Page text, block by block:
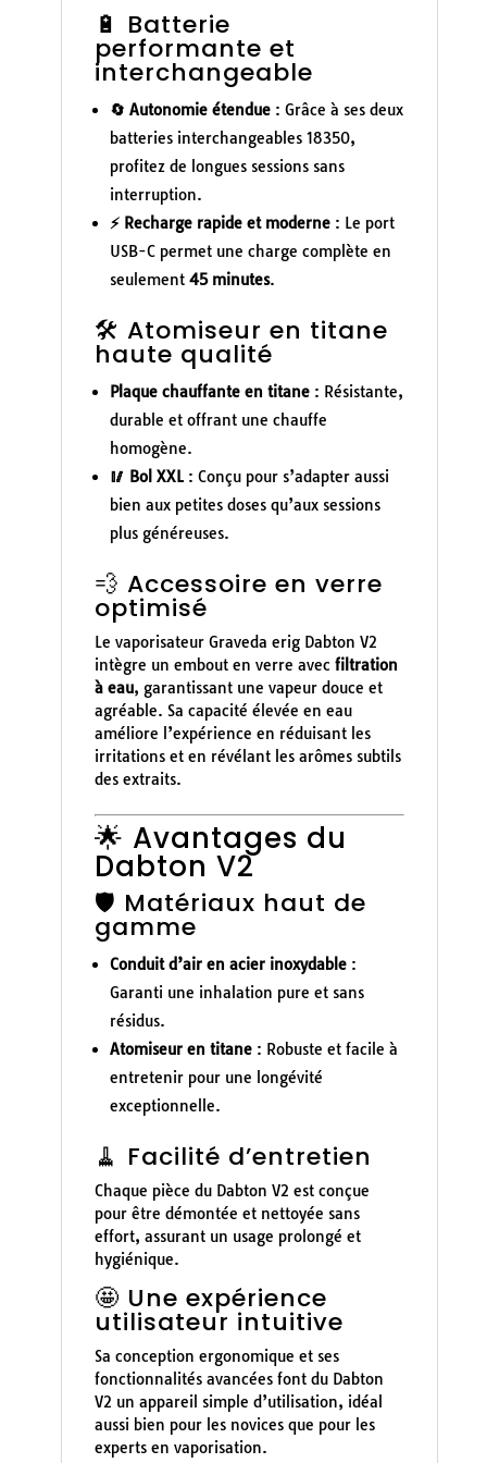
🔋 Batterie
performante et
interchangeable
🔄 Autonomie étendue: Grâce à ses deux
batteries interchangeables 18350,
profitez de longues sessions sans
interruption.
⚡ Recharge rapide et moderne: Le port
USB-C permet une charge complète en
seulement 45 minutes.
🛠️ Atomiseur en titane
haute qualité
Plaque chauffante en titane: Résistante,
durable et offrant une chauffe
homogène.
🥢 Bol XXL: Conçu pour s’adapter aussi
bien aux petites doses qu’aux sessions
plus généreuses.
💨 Accessoire en verre
optimisé
Le vaporisateur Graveda erig Dabton V2
intègre un embout en verre avec filtration
à eau, garantissant une vapeur douce et
agréable. Sa capacité élevée en eau
améliore l’expérience en réduisant les
irritations et en révélant les arômes subtils
des extraits.
🌟 Avantages du
Dabton V2
🛡️ Matériaux haut de
gamme
Conduit d’air en acier inoxydable:
Garanti une inhalation pure et sans
résidus.
Atomiseur en titane: Robuste et facile à
entretenir pour une longévité
exceptionnelle.
🧹 Facilité d’entretien
Chaque pièce du Dabton V2 est conçue
pour être démontée et nettoyée sans
effort, assurant un usage prolongé et
hygiénique.
🤩 Une expérience
utilisateur intuitive
Sa conception ergonomique et ses
fonctionnalités avancées font du Dabton
V2 un appareil simple d’utilisation, idéal
aussi bien pour les novices que pour les
experts en vaporisation.